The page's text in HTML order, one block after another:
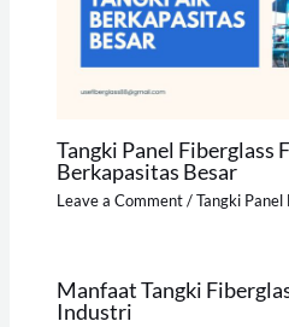
Tangki Panel Fiberglass
Berkapasitas Besar
Leave a Comment/Tangki Panel
Manfaat Tangki
Industri